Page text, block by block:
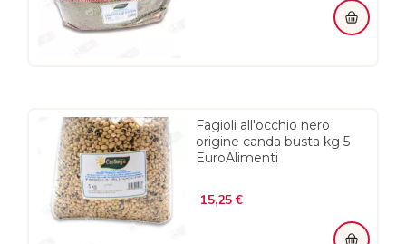
Fagioli all'occhio nero
origine canda busta kg 5
EuroAlimenti
15,25 €